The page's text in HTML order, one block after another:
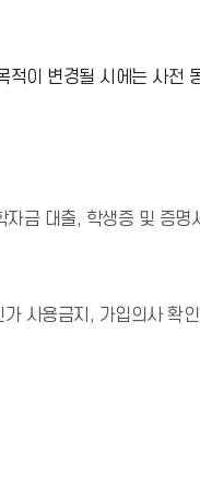
이 변경될 시에는 사전
금 대출, 학생증 및 증명
사용금지, 가입의사 확